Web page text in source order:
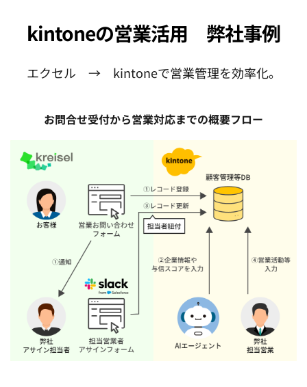
kintoneの営業活用　弊社事例
エクセル　→　kintoneで営業管理を効率化。
お問合せ受付から営業対応までの概要フロー